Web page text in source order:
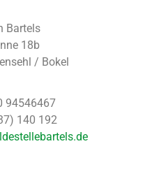
Bartels
18b
/ Bokel
94546467
140 192